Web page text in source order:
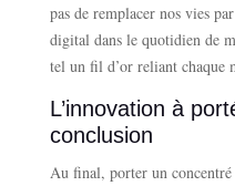
pas de remplacer nos vies
digital dans le quotidien de
tel un fil d’or reliant chaque
L’innovation à
conclusion
Au final, porter un